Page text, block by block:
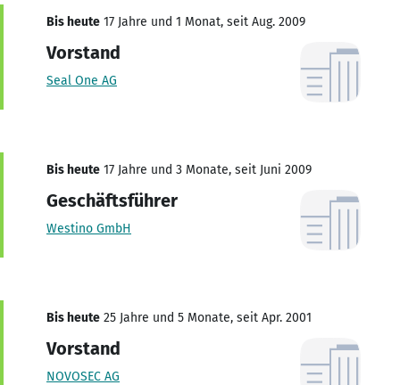
Bis heute 17 Jahre und 1 Monat, seit Aug. 2009
Vorstand
Seal One AG
Bis heute 17 Jahre und 3 Monate, seit Juni 2009
Geschäftsführer
Westino GmbH
Bis heute 25 Jahre und 5 Monate, seit Apr. 2001
Vorstand
NOVOSEC AG